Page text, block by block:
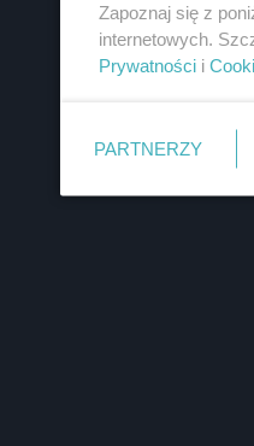
Zapoznaj się z
internetowych.
Prywatności i
PARTNERZY